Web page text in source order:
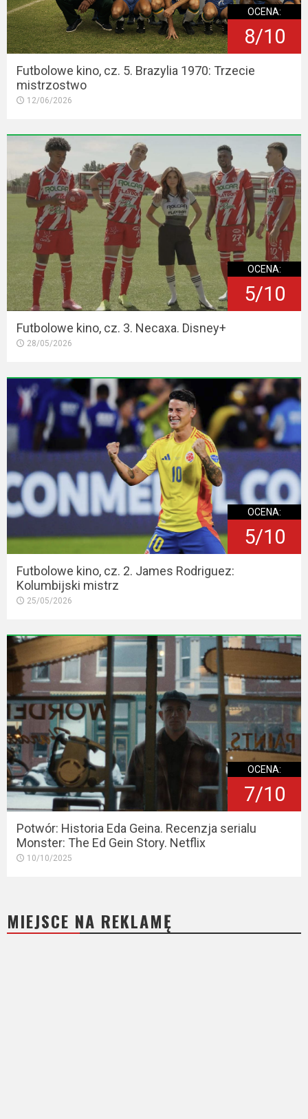
OCENA:
8/10
Futbolowe kino, cz. 5. Brazylia 1970: Trzecie
mistrzostwo
12/06/2026
OCENA:
5/10
Futbolowe kino, cz. 3. Necaxa. Disney+
28/05/2026
OCENA:
5/10
Futbolowe kino, cz. 2. James Rodriguez:
Kolumbijski mistrz
25/05/2026
OCENA:
7/10
Potwór: Historia Eda Geina. Recenzja serialu
Monster: The Ed Gein Story. Netflix
10/10/2025
MIEJSCE NA REKLAMĘ